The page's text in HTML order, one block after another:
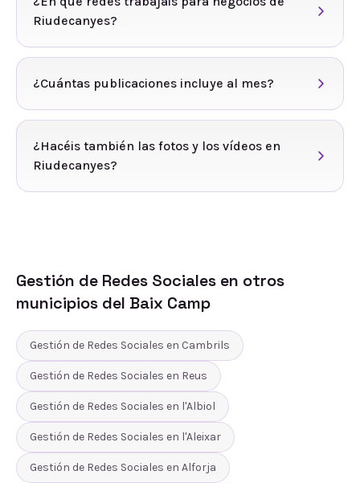
Riudecanyes?
¿Cuántas publicaciones incluye al mes?
¿Hacéis también las fotos y los vídeos en
Riudecanyes?
Gestión de Redes Sociales en otros
municipios del Baix Camp
Gestión de Redes Sociales en Cambrils
Gestión de Redes Sociales en Reus
Gestión de Redes Sociales en l'Albiol
Gestión de Redes Sociales en l'Aleixar
Gestión de Redes Sociales en Alforja